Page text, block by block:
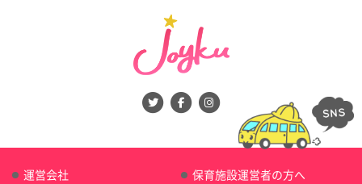
運営会社
保育施設運営者の方へ